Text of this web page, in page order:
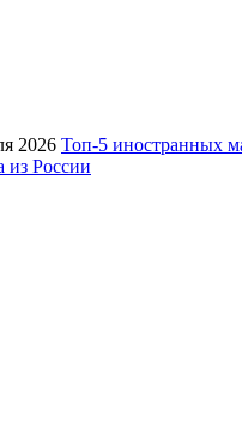
2026 Топ-5 иностранных
из России